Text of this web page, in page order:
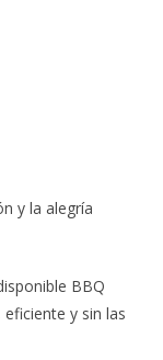
y la alegría
BBQ
y sin las